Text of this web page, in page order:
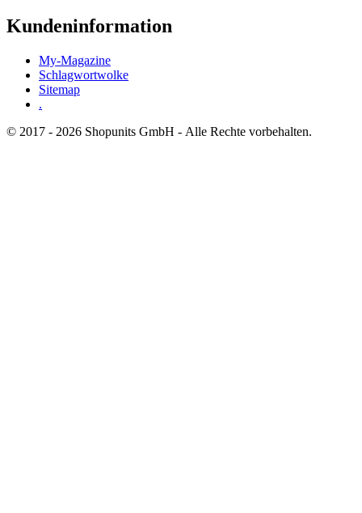
Kundeninformation
My-Magazine
Schlagwortwolke
Sitemap
.
© 2017 - 2026 Shopunits GmbH - Alle Rechte vorbehalten.